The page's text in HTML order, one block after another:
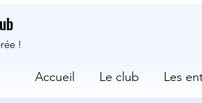
!
Accueil Le club Les